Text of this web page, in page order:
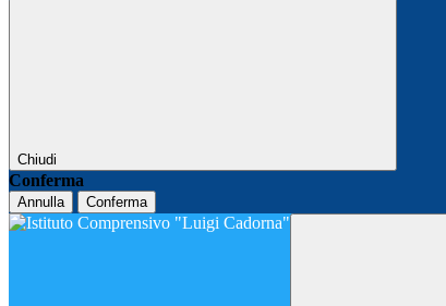
Chiudi
Conferma
Annulla Conferma